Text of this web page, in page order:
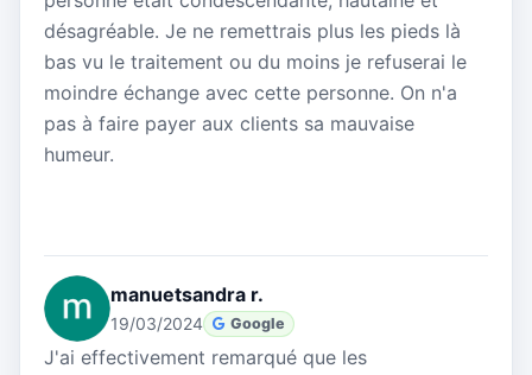
désagréable. Je ne remettrais plus les pieds là
bas vu le traitement ou du moins je refuserai le
moindre échange avec cette personne. On n'a
pas à faire payer aux clients sa mauvaise
humeur.
manuetsandra r.
19/03/2024 Google
J'ai effectivement remarqué que les